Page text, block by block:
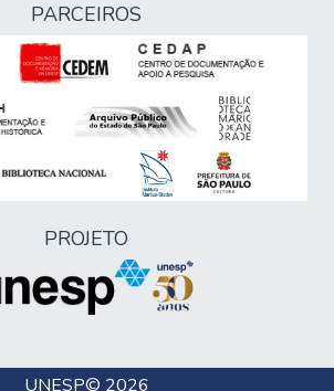
PARCEIROS
PROJETO
UNESP© 2026